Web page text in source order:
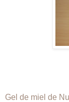
Gel de miel de